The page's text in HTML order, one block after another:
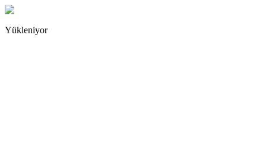
Yükleniyor